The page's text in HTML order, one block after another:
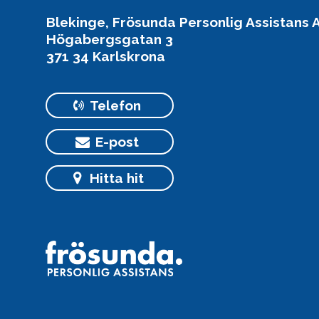
Blekinge, Frösunda Personlig Assistans
Högabergsgatan 3
371 34 Karlskrona
Telefon
E-post
Hitta hit